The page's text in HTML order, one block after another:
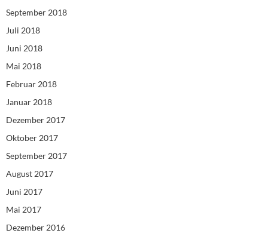
September 2018
Juli 2018
Juni 2018
Mai 2018
Februar 2018
Januar 2018
Dezember 2017
Oktober 2017
September 2017
August 2017
Juni 2017
Mai 2017
Dezember 2016